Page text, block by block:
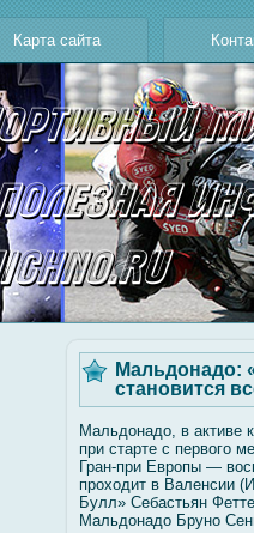
Карта сайта
Мальдонадо:
становится
Мальдонадо, в активе
при старте с первοгο
Гран-при Европы —
проходит в Валенсии
Булл» Себастьян
Мальдонадо Бруно